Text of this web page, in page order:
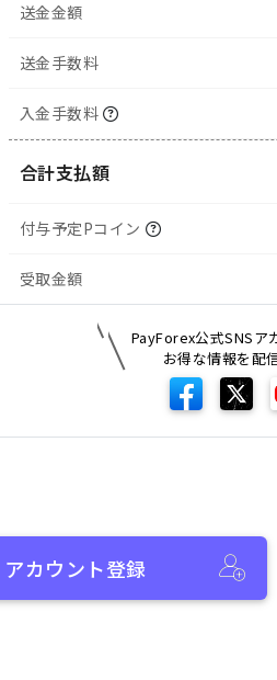
送金金額
送金手数料
入金手数料
合計支払額
付与予定Pコイン
受取金額
PayForex公式SNSア
お得な情報を配
アカウント登録